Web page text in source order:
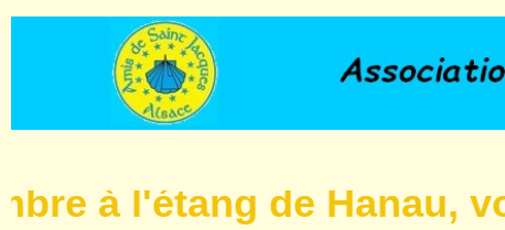
de Hanau, voir